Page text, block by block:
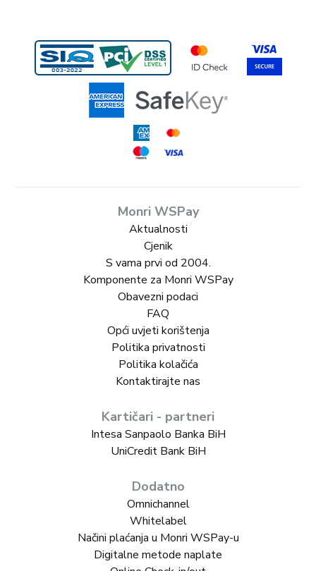
Monri WSPay
Aktualnosti
Cjenik
S vama prvi od 2004.
Komponente za Monri WSPay
Obavezni podaci
FAQ
Opći uvjeti korištenja
Politika privatnosti
Politika kolačića
Kontaktirajte nas
Kartičari - partneri
Intesa Sanpaolo Banka BiH
UniCredit Bank BiH
Dodatno
Omnichannel
Whitelabel
Načini plaćanja u Monri WSPay-u
Digitalne metode naplate